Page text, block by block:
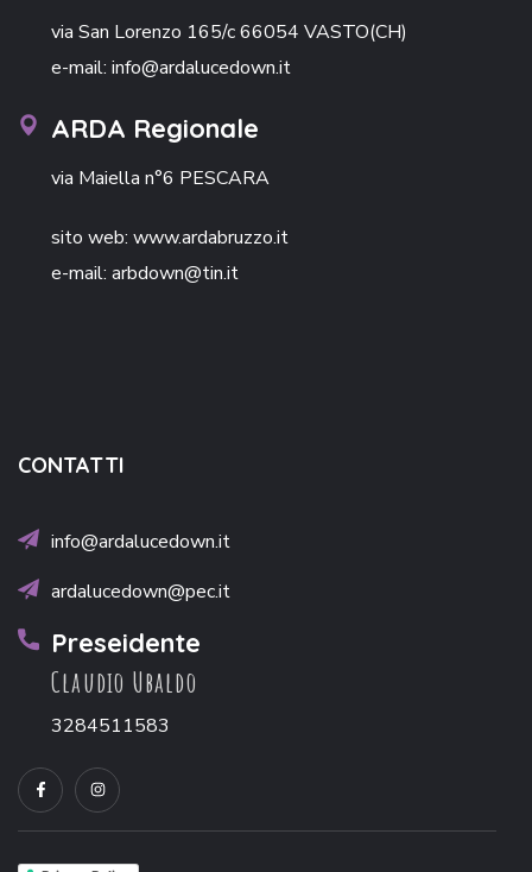
via San Lorenzo 165/c 66054 VASTO(CH)
e-mail: info@ardalucedown.it
ARDA Regionale
via Maiella n°6 PESCARA
sito web: www.ardabruzzo.it
e-mail: arbdown@tin.it
CONTATTI
info@ardalucedown.it
ardalucedown@pec.it
Preseidente
Claudio Ubaldo
3284511583